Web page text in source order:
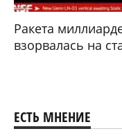
Ракета
взорвалась на
ЕСТЬ МНЕНИЕ